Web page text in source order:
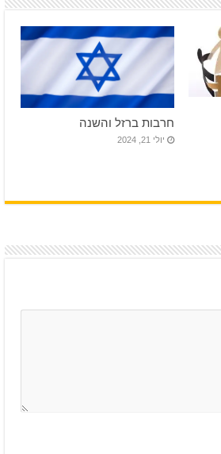
חרבות ברזל והשנה
יולי 21, 2024